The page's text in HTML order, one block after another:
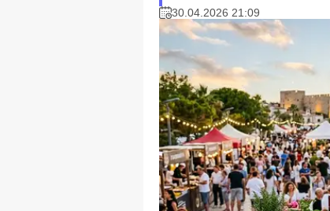
30.04.2026 21:09